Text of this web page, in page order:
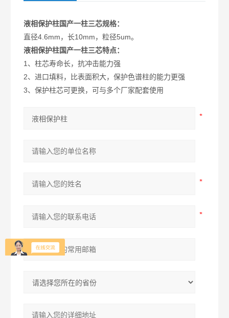
液相保护柱国产一柱三芯规格：
直径4.6mm，长10mm，粒径5um。
液相保护柱国产一柱三芯特点：
1、柱芯寿命长，抗冲击能力强
2、进口填料，比表面积大，保护色谱柱的能力更强
3、保护柱芯可更换，可与多个厂家配套使用